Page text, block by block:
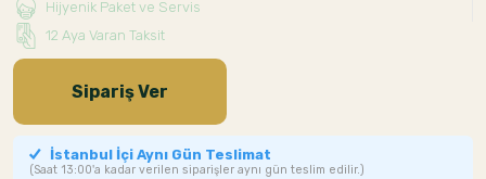
Hijyenik Paket ve Servis
12 Aya Varan Taksit
Sipariş Ver
İstanbul İçi Aynı Gün Teslimat
(Saat 13:00'a kadar verilen siparişler aynı gün teslim edilir.)